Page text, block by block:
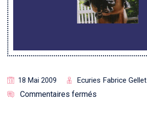
18 Mai 2009 Ecuries Fabrice Gellet
Commentaires fermés